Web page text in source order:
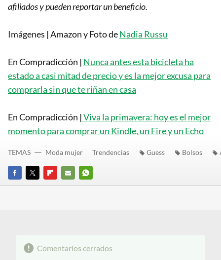
afiliados y pueden reportar un beneficio.
Imágenes | Amazon y Foto deNadia Russu
En Compradicción | Nunca antes esta bicicleta ha
estado a casi mitad de precio y es la mejor excusa para
comprarla sin que te riñan en casa
En Compradicción |Viva la primavera: hoy es el mejor
momento para comprar un Kindle, un Fire y un Echo
FACEBOOK
TWITTERFLIPBOARD
E-
WHATSAPP
TEMAS Moda mujer Trendencias Guess Bolsos
Comentarios cerrados